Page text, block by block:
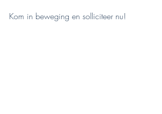
Kom in beweging en solliciteer nu!